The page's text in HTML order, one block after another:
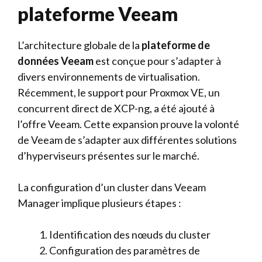
plateforme Veeam
L’architecture globale de la plateforme de
données Veeamest conçue pour s’adapter à
divers environnements de virtualisation.
Récemment, le support pour Proxmox VE, un
concurrent direct de XCP-ng, a été ajouté à
l’offre Veeam. Cette expansion prouve la volonté
de Veeam de s’adapter aux différentes solutions
d’hyperviseurs présentes sur le marché.
La configuration d’un cluster dans Veeam
Manager implique plusieurs étapes :
Identification des nœuds du cluster
Configuration des paramètres de